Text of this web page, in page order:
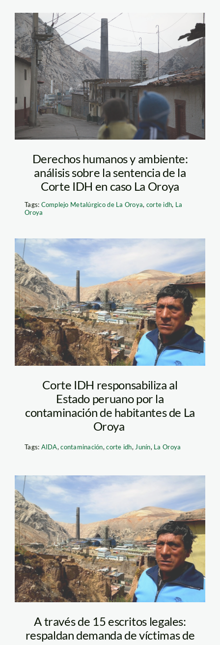
AC6A1681
Derechos humanos y ambiente:
análisis sobre la sentencia de la
Corte IDH en caso La Oroya
Tags: Complejo Metalúrgico de La Oroya, corte idh, La
Oroya
la-oroya-spda
Corte IDH responsabiliza al
Estado peruano por la
contaminación de habitantes de La
Oroya
Tags: AIDA,contaminación,corte idh, Junín, La Oroya
la-oroya-spda
A través de 15 escritos legales:
respaldan demanda de víctimas de